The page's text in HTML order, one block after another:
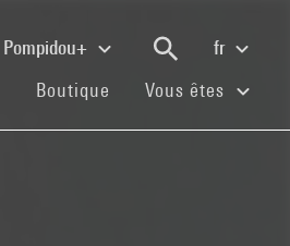
Pompidou+
fr
(current)
Boutique (current)
Vous êtes